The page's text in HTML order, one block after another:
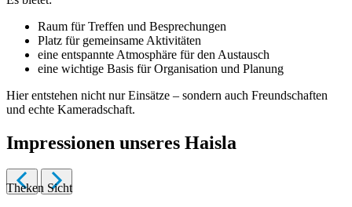
Raum für Treffen und Besprechungen
Platz für gemeinsame Aktivitäten
eine entspannte Atmosphäre für den Austausch
eine wichtige Basis für Organisation und Planung
Hier entstehen nicht nur Einsätze – sondern auch Freundschaften
und echte Kameradschaft.
Impressionen unseres Haisla
Theken Sicht